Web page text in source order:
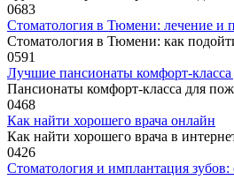
0683
Стоматология в Тюмени: лечение и
Стоматология в Тюмени: как
0591
Лучшие пансионаты комфорт-
Пансионаты комфорт-класса для
0468
Как найти хорошего врача онлайн
Как найти хорошего врача в
0426
Стоматология и имплантация